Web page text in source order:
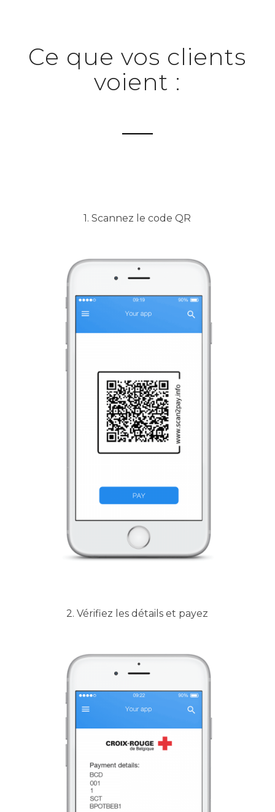
Ce que vos clients
voient :
1. Scannez le code QR
2. Vérifiez les détails et payez